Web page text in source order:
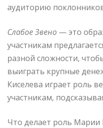
аудиторию
Слабое Звено — это
участникам
разной сложности,
выиграть крупные
Киселева играет роль
участникам,
Что делает роль Марии